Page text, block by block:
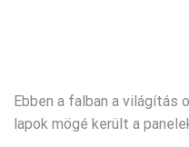
Ebben a falban a
lapok mögé került a